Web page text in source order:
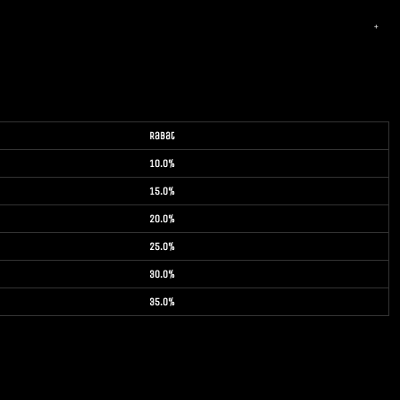
Rabat
10.0%
15.0%
20.0%
25.0%
30.0%
35.0%